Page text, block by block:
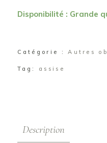
"Natacha"
Disponibilité : Grande
Catégorie :Autres
Tag: assise
Description